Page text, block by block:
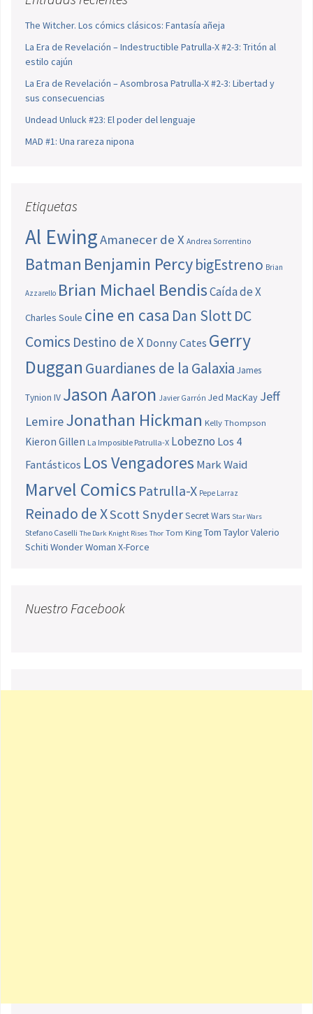
The Witcher. Los cómics clásicos: Fantasía añeja
La Era de Revelación – Indestructible Patrulla-X #2-3: Tritón al
estilo cajún
La Era de Revelación – Asombrosa Patrulla-X #2-3: Libertad y
sus consecuencias
Undead Unluck #23: El poder del lenguaje
MAD #1: Una rareza nipona
Etiquetas
Al EwingAmanecer de X Andrea Sorrentino
Batman Benjamin PercybigEstreno Brian
Azzarello Brian Michael BendisCaída de X
Charles Soule cine en casa Dan SlottDC
Comics Destino de X Donny Cates Gerry
Duggan Guardianes de la Galaxia James
Tynion IV Jason Aaron Javier Garrón Jed MacKay Jeff
LemireJonathan Hickman Kelly Thompson
Kieron Gillen La Imposible Patrulla-X Lobezno Los 4
Fantásticos Los Vengadores Mark Waid
Marvel Comics Patrulla-X Pepe Larraz
Reinado de XScott SnyderSecret Wars Star Wars
Stefano Caselli The Dark Knight Rises Thor Tom King Tom TaylorValerio
Schiti Wonder Woman X-Force
Nuestro Facebook